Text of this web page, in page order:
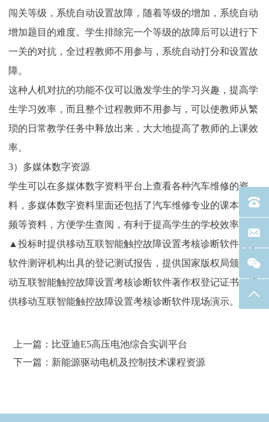
闯关等级，系统自动设置故障，随着等级的增加，系统自动
增加题目的难度。学生排除完一个等级的故障后可以进行下
一关的对抗，全过程教师不用参与，系统自动打分和设置故
障。
这种人机对抗的功能不仅可以激发学生的学习兴趣，提高学
生学习效率，而且整个过程教师不用参与，可以使教师从繁
琐的日常教学任务中释放出来，大大地提高了教师的上课效
率。
3）多媒体数字资源
学生可以在多媒体数字资料平台上查看各种汽车维修的资
料，多媒体数字资料里面还包括了汽车维修专业的课本，视
频等资料，方便学生查阅，有利于提高学生的学校效率。
▲投标时提供移动互联智能触控故障设置考核诊断软件国家
软件测评机构出具的登记测试报告，提供国家版权局颁发移
动互联智能触控故障设置考核诊断软件著作权登记证书，提
供移动互联智能触控故障设置考核诊断软件现场演示。
上一篇：比亚迪E5高压电池综合实训平台
下一篇：新能源驱动电机及控制技术课程资源
电话
联系
返回